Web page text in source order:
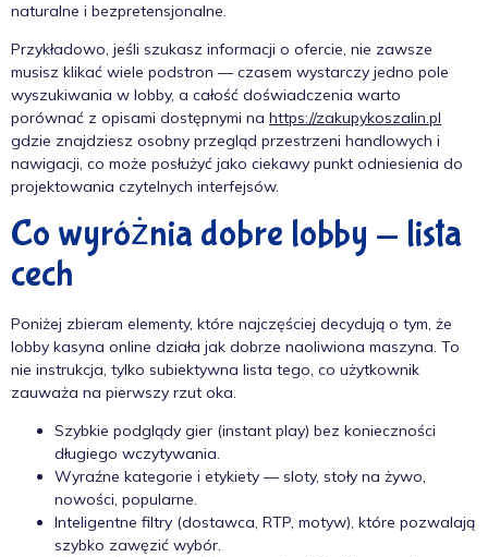
naturalne i bezpretensjonalne.
Przykładowo, jeśli szukasz informacji o ofercie, nie zawsze
musisz klikać wiele podstron — czasem wystarczy jedno pole
wyszukiwania w lobby, a całość doświadczenia warto
porównać z opisami dostępnymi na https://zakupykoszalin.pl
gdzie znajdziesz osobny przegląd przestrzeni handlowych i
nawigacji, co może posłużyć jako ciekawy punkt odniesienia do
projektowania czytelnych interfejsów.
Co wyróżnia dobre lobby — lista
cech
Poniżej zbieram elementy, które najczęściej decydują o tym, że
lobby kasyna online działa jak dobrze naoliwiona maszyna. To
nie instrukcja, tylko subiektywna lista tego, co użytkownik
zauważa na pierwszy rzut oka.
Szybkie podglądy gier (instant play) bez konieczności
długiego wczytywania.
Wyraźne kategorie i etykiety — sloty, stoły na żywo,
nowości, popularne.
Inteligentne filtry (dostawca, RTP, motyw), które pozwalają
szybko zawęzić wybór.